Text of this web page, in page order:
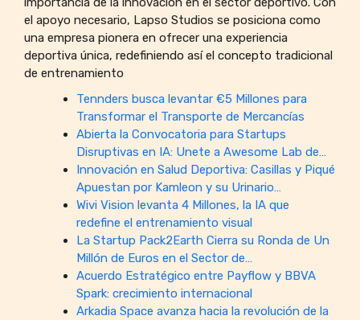
el apoyo necesario, Lapso Studios se posiciona como
una empresa pionera en ofrecer una experiencia
deportiva única, redefiniendo así el concepto tradicional
de entrenamiento
Tennders busca levantar €5 Millones para
Transformar el Transporte de Mercancías
Abierta la Convocatoria para Startups
Disruptivas en IA: Unete a Awesome Lab de…
Innovación en Salud Deportiva: Casillas y Piqué
Apuestan por Kamleon y su Urinario…
Wivi Vision levanta 4 Millones, la IA que
redefine el entrenamiento visual
La Startup Pack2Earth Cierra su Ronda de Un
Millón de Euros en el Sector de…
Acuerdo Estratégico entre Payflow y BBVA
Spark: crecimiento internacional
Arkadia Space avanza hacia la revolución de la